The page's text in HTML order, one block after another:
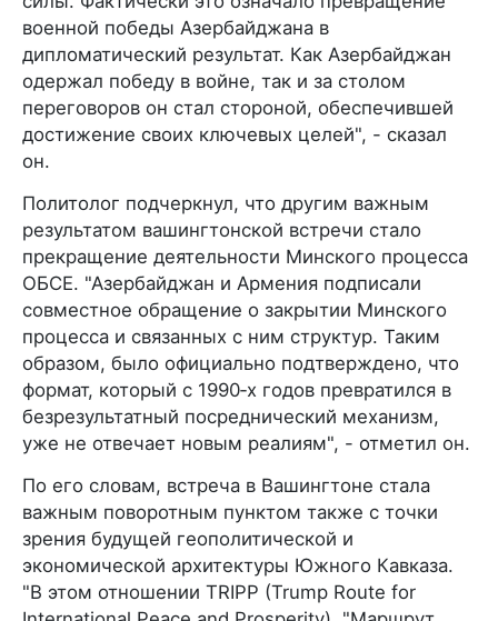
военной победы Азербайджана в
дипломатический результат. Как Азербайджан
одержал победу в войне, так и за столом
переговоров он стал стороной, обеспечившей
достижение своих ключевых целей", - сказал
он.
Политолог подчеркнул, что другим важным
результатом вашингтонской встречи стало
прекращение деятельности Минского процесса
ОБСЕ. "Азербайджан и Армения подписали
совместное обращение о закрытии Минского
процесса и связанных с ним структур. Таким
образом, было официально подтверждено, что
формат, который с 1990‑х годов превратился в
безрезультатный посреднический механизм,
уже не отвечает новым реалиям", - отметил он.
По его словам, встреча в Вашингтоне стала
важным поворотным пунктом также с точки
зрения будущей геополитической и
экономической архитектуры Южного Кавказа.
"В этом отношении TRIPP (Trump Route for